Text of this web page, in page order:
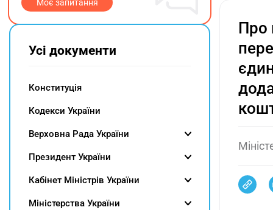
Про
Моє запитання
Усі документи
Конституція
Кодекси України
Верховна Рада України
Президент України
Кабінет Міністрів України
Міністерства України